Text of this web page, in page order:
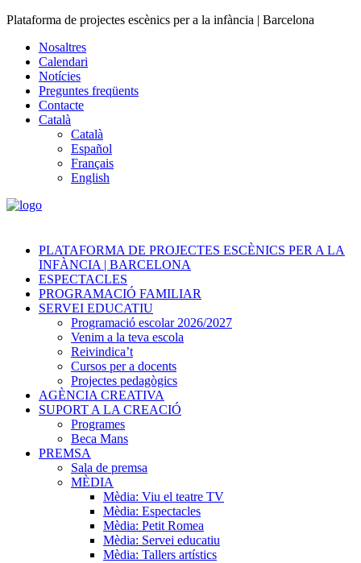
Plataforma de projectes escènics per a la infància | Barcelona
Nosaltres
Calendari
Notícies
Preguntes freqüents
Contacte
Català
Català
Español
Français
English
PLATAFORMA DE PROJECTES ESCÈNICS PER A LA
INFÀNCIA | BARCELONA
ESPECTACLES
PROGRAMACIÓ FAMILIAR
SERVEI EDUCATIU
Programació escolar 2026/2027
Venim a la teva escola
Reivindica’t
Cursos per a docents
Projectes pedagògics
AGÈNCIA CREATIVA
SUPORT A LA CREACIÓ
Programes
Beca Mans
PREMSA
Sala de premsa
MÈDIA
Mèdia: Viu el teatre TV
Mèdia: Espectacles
Mèdia: Petit Romea
Mèdia: Servei educatiu
Mèdia: Tallers artístics